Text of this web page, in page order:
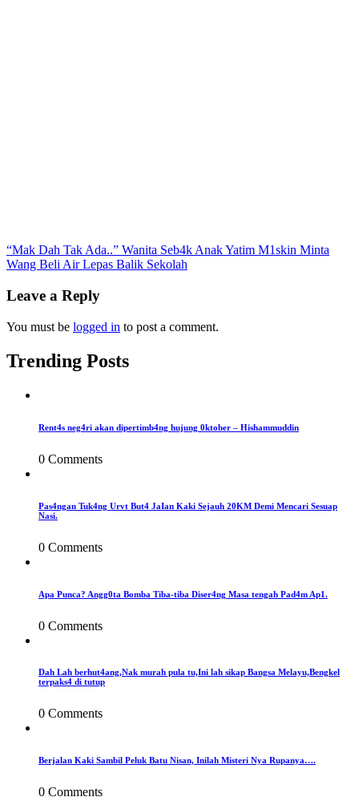
Post
navigation
“Mak Dah Tak Ada..” Wanita Seb4k Anak Yatim M1skin Minta
Wang Beli Air Lepas Balik Sekolah
Leave a Reply
You must be logged in to post a comment.
Trending Posts
Rent4s neg4ri akan dipertimb4ng hujung 0ktober – Hishammuddin
0 Comments
Pas4ngan Tuk4ng Urvt But4 JaIan Kaki Sejauh 20KM Demi Mencari Sesuap
Nasi.
0 Comments
Apa Punca? Angg0ta Bomba Tiba-tiba Diser4ng Masa tengah Pad4m Ap1.
0 Comments
Dah Lah berhut4ang,Nak murah pula tu,Ini lah sikap Bangsa Melayu,Bengkel
terpaks4 di tutup
0 Comments
Berjalan Kaki Sambil Peluk Batu Nisan, Inilah Misteri Nya Rupanya….
0 Comments